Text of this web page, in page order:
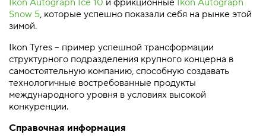
Ikon Autograph Ice 10 и фрикционные Ikon Autograph
Snow 5, которые успешно показали себя на рынке этой
зимой.
Ikon Tyres – пример успешной трансформации
структурного подразделения крупного концерна в
самостоятельную компанию, способную создавать
технологичные востребованные продукты
международного уровня в условиях высокой
конкуренции.
Справочная информация